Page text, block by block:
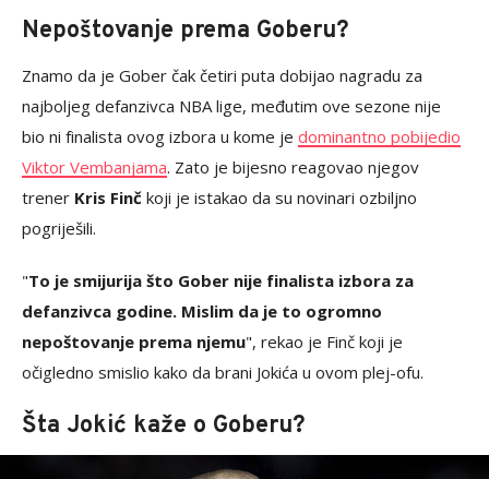
Nepoštovanje prema Goberu?
Znamo da je Gober čak četiri puta dobijao nagradu za
najboljeg defanzivca NBA lige, međutim ove sezone nije
bio ni finalista ovog izbora u kome je dominantno pobijedio
Viktor Vembanjama. Zato je bijesno reagovao njegov
trener Kris Finč koji je istakao da su novinari ozbiljno
pogriješili.
"To je smijurija što Gober nije finalista izbora za
defanzivca godine. Mislim da je to ogromno
nepoštovanje prema njemu", rekao je Finč koji je
očigledno smislio kako da brani Jokića u ovom plej-ofu.
Šta Jokić kaže o Goberu?